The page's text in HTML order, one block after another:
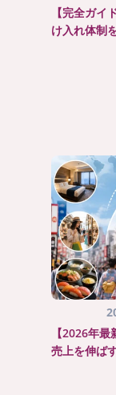
【完全ガイ
け入れ体制
【2026年
売上を伸ば